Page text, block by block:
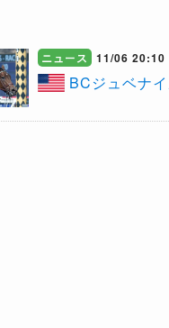
ニュース 11/06 20:10
​BCジュベナ